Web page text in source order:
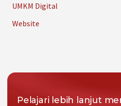
UMKM Digital
Website
Pelajari lebih lanjut